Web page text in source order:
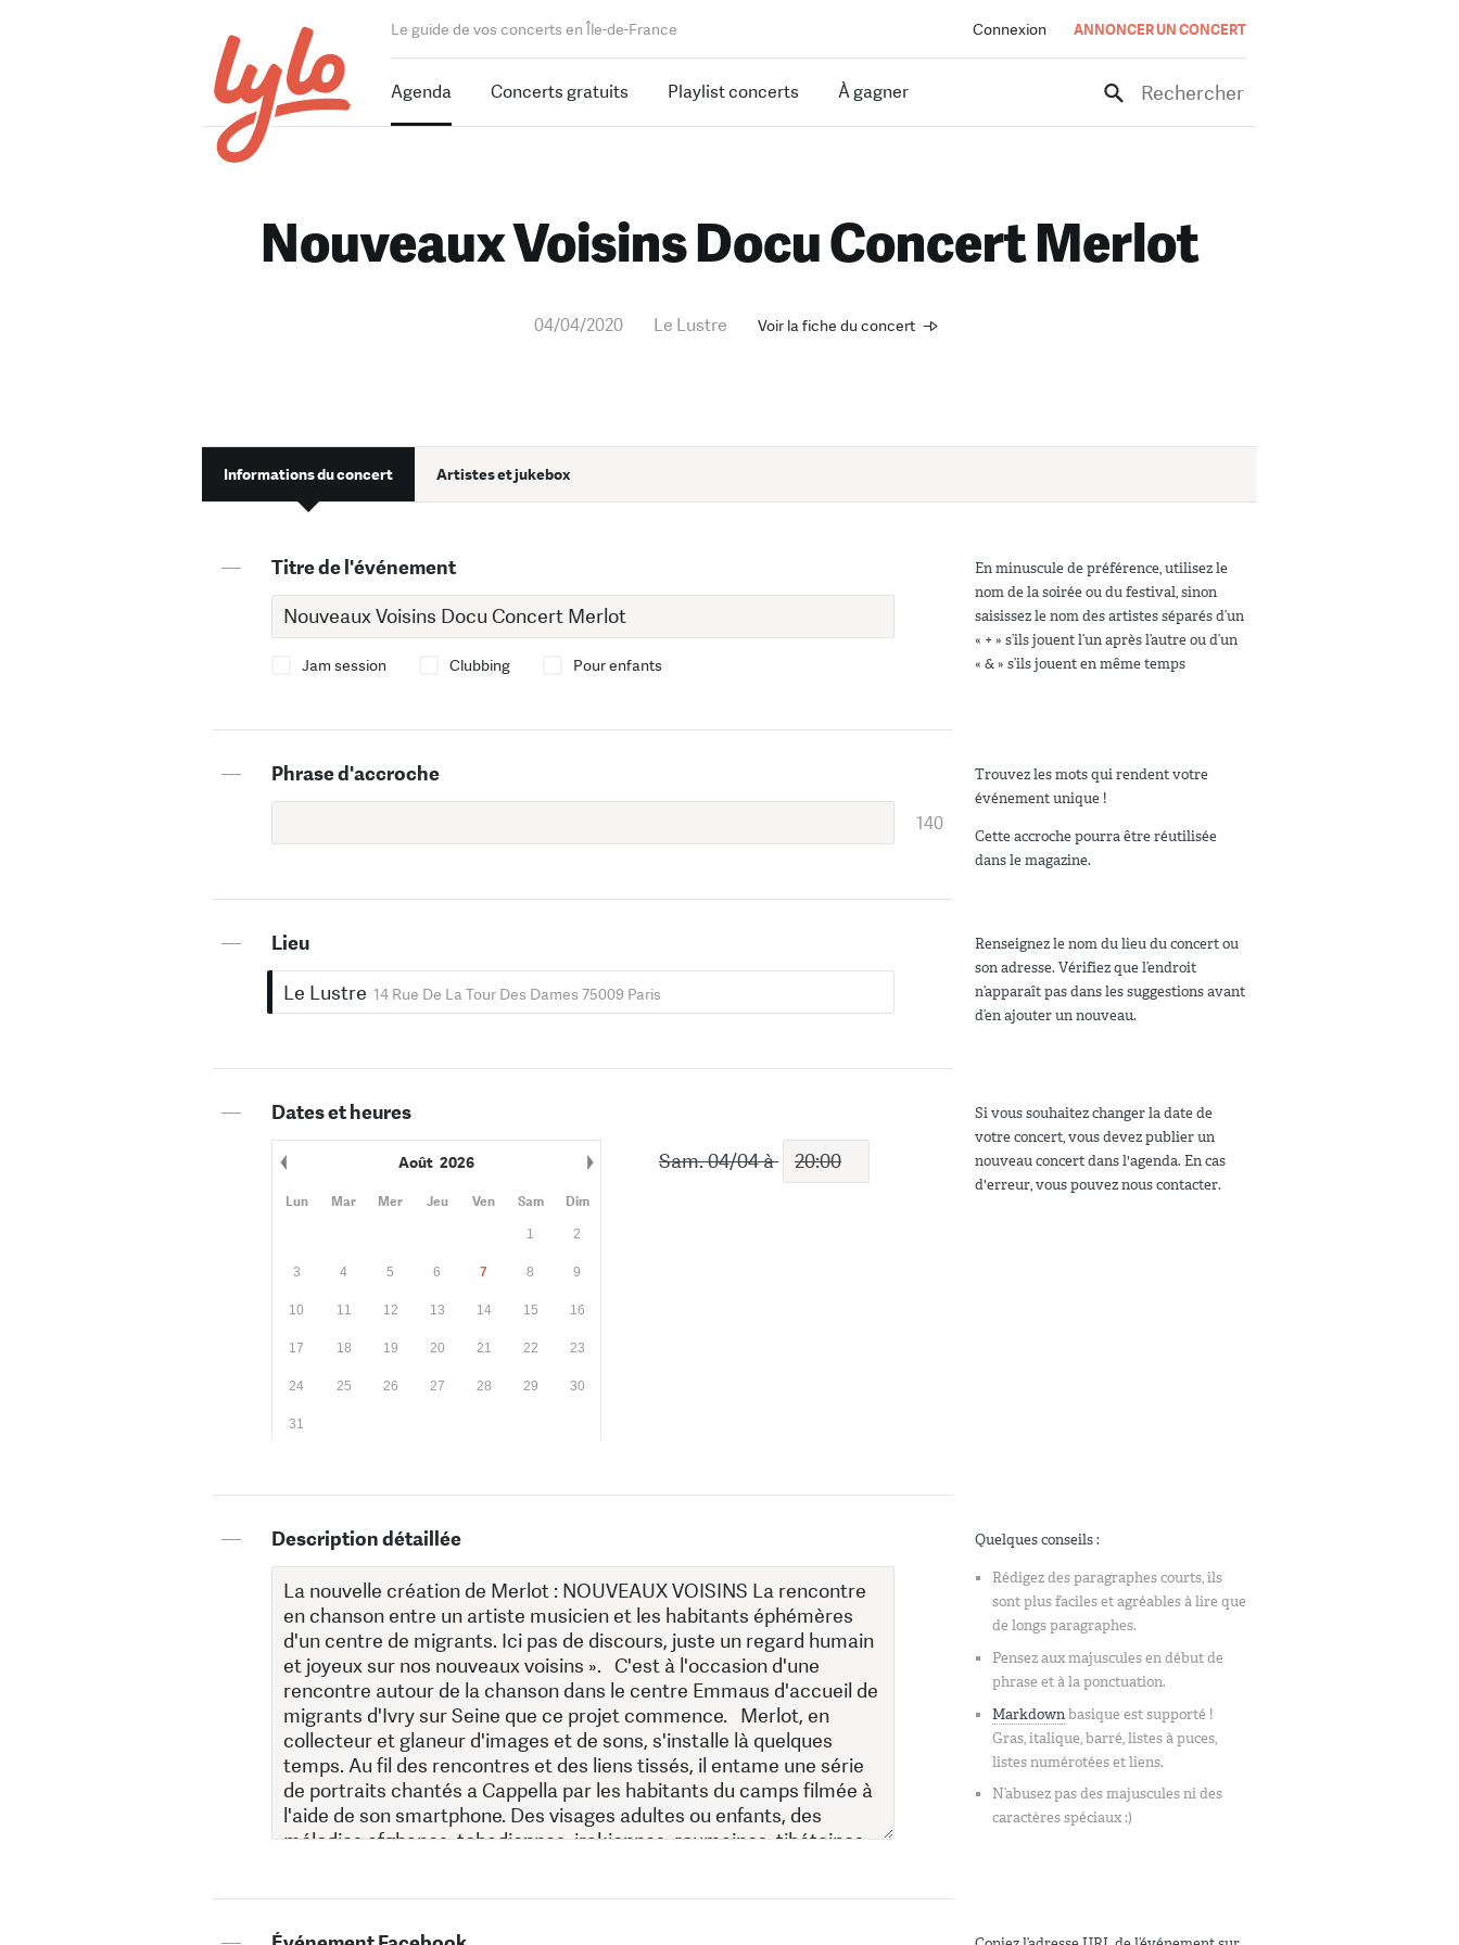
Connexion ANNONCER UN CONCERT
Le guide de vos concerts en Île-de-France
Agenda Concerts gratuits Playlist concerts À gagner Rechercher
Nouveaux Voisins Docu Concert Merlot
04/04/2020 Le Lustre Voir la fiche du concert
Informations du concert Artistes et jukebox
— Titre de l'événement
Jam session Clubbing Pour enfants
En minuscule de préférence, utilisez le
nom de la soirée ou du festival, sinon
saisissez le nom des artistes séparés d’un
« + » s’ils jouent l’un après l’autre ou d’un
« & » s’ils jouent en même temps
— Phrase d'accroche
140
Trouvez les mots qui rendent votre
événement unique !
Cette accroche pourra être réutilisée
dans le magazine.
—
Lieu
Le Lustre 14 Rue De La Tour Des Dames 75009 Paris
Renseignez le nom du lieu du concert ou
son adresse. Vérifiez que l’endroit
n’apparaît pas dans les suggestions avant
d’en ajouter un nouveau.
— Dates et heures
Août 2026 Mois suivant
Lun Mar Mer Jeu Ven Sam Dim
1 2
3 4 5 6 7 8 9
10 11 12 13 14 15 16
17 18 19 20 21 22 23
24 25 26 27 28 29 30
31
Sam. 04/04à
Si vous souhaitez changer la date de
votre concert, vous devez publier un
nouveau concert dans l'agenda. En cas
d'erreur, vous pouvez nous contacter.
— Description détaillée Quelques conseils :
Rédigez des paragraphes courts, ils
sont plus faciles et agréables à lire que
de longs paragraphes.
Pensez aux majuscules en début de
phrase et à la ponctuation.
Markdownbasique est supporté !
Gras, italique, barré, listes à puces,
listes numérotées et liens.
N’abusez pas des majuscules ni des
caractères spéciaux :)